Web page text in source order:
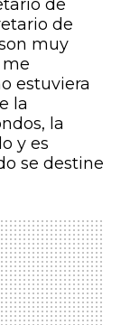
de
de
muy
estuviera
la
la
y es
se destine